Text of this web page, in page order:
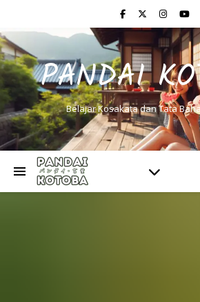
PANDAI
Belajar Kosakata dan Tata